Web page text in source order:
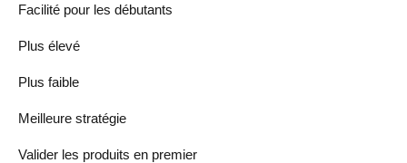
Facilité pour les débutants
Plus élevé
Plus faible
Meilleure stratégie
Valider les produits en premier